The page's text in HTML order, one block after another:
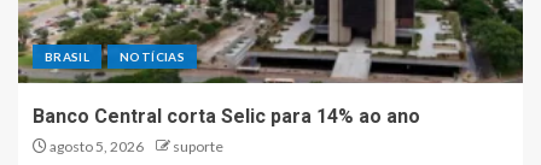
BRASIL NOTÍCIAS
Banco Central corta Selic para 14% ao ano
agosto 5, 2026 suporte